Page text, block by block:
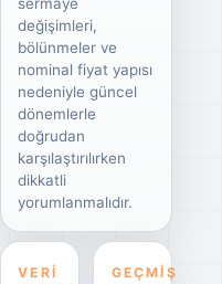
sermaye
değişimleri,
bölünmeler ve
nominal fiyat yapısı
nedeniyle güncel
dönemlerle
doğrudan
karşılaştırılırken
dikkatli
yorumlanmalıdır.
VERI
GEÇMIŞ